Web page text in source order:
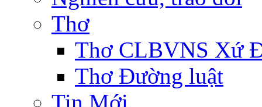
Thơ
Thơ CLBVNS Xứ
Thơ Đường luật
Tin Mới